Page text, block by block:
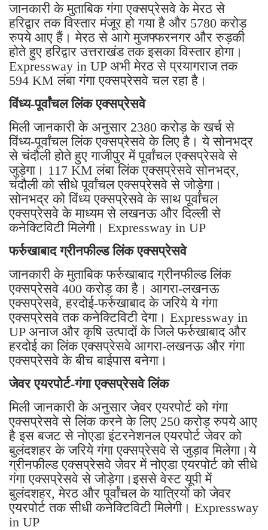
जानकारी के मुताबिक गंगा एक्सप्रेसवे के मेरठ से
हरिद्वार तक विस्तार मंजूर हो गया है और 5780 करोड़
रुपये आए हैं। मेरठ से आगे मुजफ्फरनगर और रुड़की
होते हुए हरिद्वार उत्तराखंड तक इसका विस्तार होगा।
Expressway in UP अभी मेरठ से प्रयागराज तक
594 KM लंबा गंगा एक्सप्रेसवे चल रहा है।
विंध्य-पूर्वांचल लिंक एक्सप्रेसवे
मिली जानकारी के अनुसार 2380 करोड़ के खर्च से
विंध्य-पूर्वांचल लिंक एक्सप्रेसवे के लिए है। ये सोनभद्र
से चंदौली होते हुए गाजीपुर में पूर्वांचल एक्सप्रेसवे से
जुड़ेगा। 117 KM लंबा लिंक एक्सप्रेसवे सोनभद्र,
चंदौली को सीधे पूर्वांचल एक्सप्रेसवे से जोड़ेगा।
सोनभद्र को विंध्य एक्सप्रेसवे के साथ पूर्वांचल
एक्सप्रेसवे के माध्यम से लखनऊ और दिल्ली से
कनेक्टिविटी मिलेगी। Expressway in UP
फर्रुखाबाद ग्रीनफील्ड लिंक एक्सप्रेसवे
जानकारी के मुताबिक फर्रुखाबाद ग्रीनफील्ड लिंक
एक्सप्रेसवे 400 करोड़ का है। आगरा-लखनऊ
एक्सप्रेसवे, हरदोई-फर्रुखाबाद के जरिये ये गंगा
एक्सप्रेसवे तक कनेक्टिविटी देगा। Expressway in
UP अनाज और कृषि उत्पादों के जिले फर्रुखाबाद और
हरदोई का लिंक एक्सप्रेसवे आगरा-लखनऊ और गंगा
एक्सप्रेसवे के बीच बाईपास बनेगा।
जेवर एयरपोर्ट-गंगा एक्सप्रेसवे लिंक
मिली जानकारी के अनुसार जेवर एयरपोर्ट को गंगा
एक्सप्रेसवे से लिंक करने के लिए 250 करोड़ रुपये आए
है इस बजट से नोएडा इंटरनेशनल एयरपोर्ट जेवर को
बुलंदशहर के जरिये गंगा एक्सप्रेसवे से जुड़ाव मिलेगा।ये
ग्रीनफील्ड एक्सप्रेसवे जेवर में नोएडा एयरपोर्ट को सीधे
गंगा एक्सप्रेसवे से जोड़ेगा।इससे वेस्ट यूपी में
बुलंदशहर, मेरठ और पूर्वांचल के यात्रियों को जेवर
एयरपोर्ट तक सीधी कनेक्टिविटी मिलेगी। Expressway
in UP